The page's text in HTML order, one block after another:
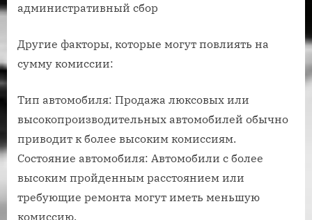
административный сбор
Другие факторы, которые могут повлиять на
сумму комиссии:
Тип автомобиля: Продажа люксовых или
высокопроизводительных автомобилей обычно
приводит к более высоким комиссиям.
Состояние автомобиля: Автомобили с более
высоким пройденным расстоянием или
требующие ремонта могут иметь меньшую
комиссию.